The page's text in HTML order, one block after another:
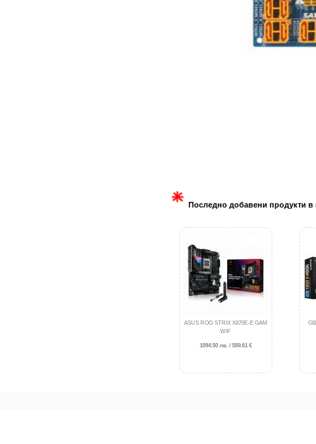
Последно добавени продукти в
ASUS ROG STRIX X870E-E GAM
WIF
1094.50 лв. / 559.61 €